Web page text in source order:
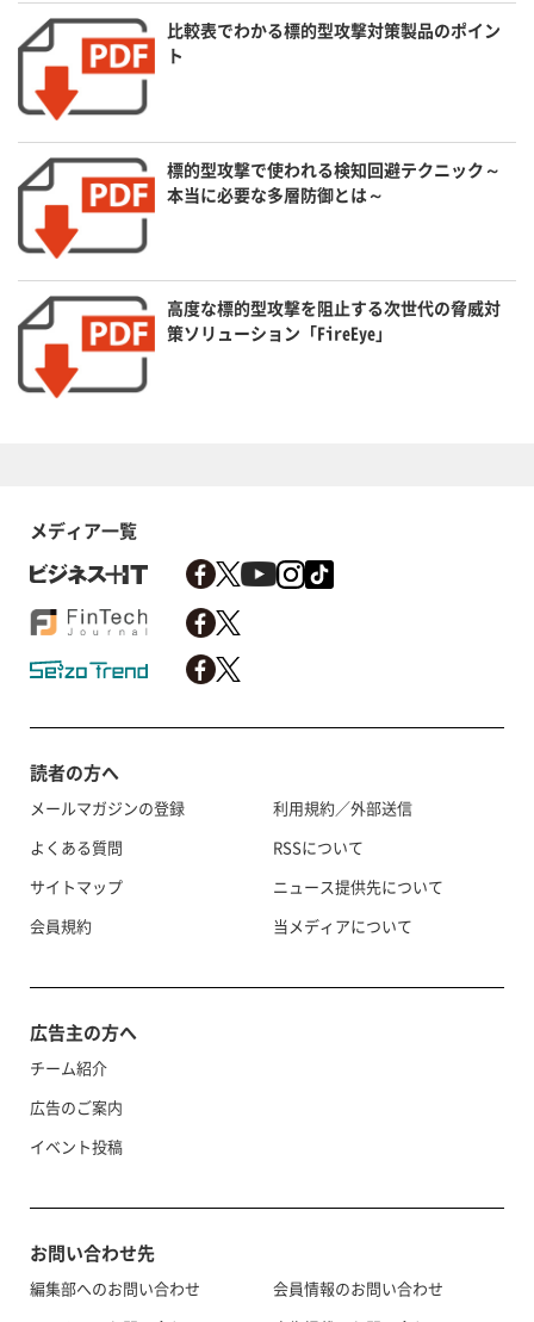
比較表でわかる標的型攻撃対策製品のポイン
ト
標的型攻撃で使われる検知回避テクニック～
本当に必要な多層防御とは～
高度な標的型攻撃を阻止する次世代の脅威対
策ソリューション「FireEye」
メディア一覧
読者の方へ
メールマガジンの登録
よくある質問
サイトマップ
会員規約
利用規約／外部送信
RSSについて
ニュース提供先について
当メディアについて
広告主の方へ
チーム紹介
広告のご案内
イベント投稿
お問い合わせ先
編集部へのお問い合わせ
会員情報のお問い合わせ